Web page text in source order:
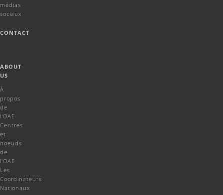
médias
sociaux
CONTACT
ABOUT
US
À
propos
de
l'OAE
Centres
et
noeuds
de
l'OAE
Les
Coordinateurs
Nationaux